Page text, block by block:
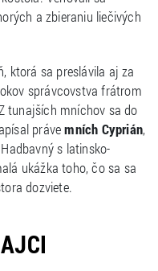
a zbieraniu liečivých
ktorá sa preslávila aj za
správcovstva frátrom
tunajších mníchov sa do
právemních Cyprián,
s latinsko-
ukážka toho, čo sa sa
dozviete.